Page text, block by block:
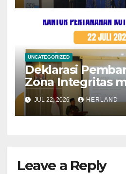
Siswoyo, S.ST.,
UNCATEGORIZED
Deklarasi
Zona Integritas
Wilayah Bebas
(WBK) dan
Bersih Melayani
JUL 22, 2026 HERLAND
Leave a Reply